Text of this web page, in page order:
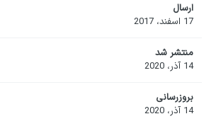
ارسال
17 اسفند، 2017
منتشر شد
14 آذر، 2020
بروزرسانی
14 آذر، 2020